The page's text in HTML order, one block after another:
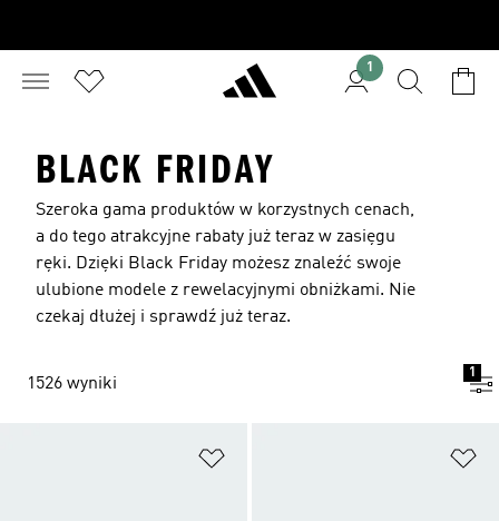
1
BLACK FRIDAY
Szeroka gama produktów w korzystnych cenach,
a do tego atrakcyjne rabaty już teraz w zasięgu
ręki. Dzięki Black Friday możesz znaleźć swoje
ulubione modele z rewelacyjnymi obniżkami. Nie
czekaj dłużej i sprawdź już teraz.
1526 wyniki
1